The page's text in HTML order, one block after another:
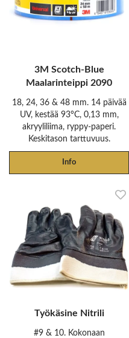
3M Scotch-Blue
Maalarinteippi 2090
18, 24, 36 & 48 mm. 14 päivää
UV, kestää 93°C, 0,13 mm,
akryyliliima, ryppy-paperi.
Keskitason tarttuvuus.
Info
Työkäsine Nitrili
#9 & 10. Kokonaan